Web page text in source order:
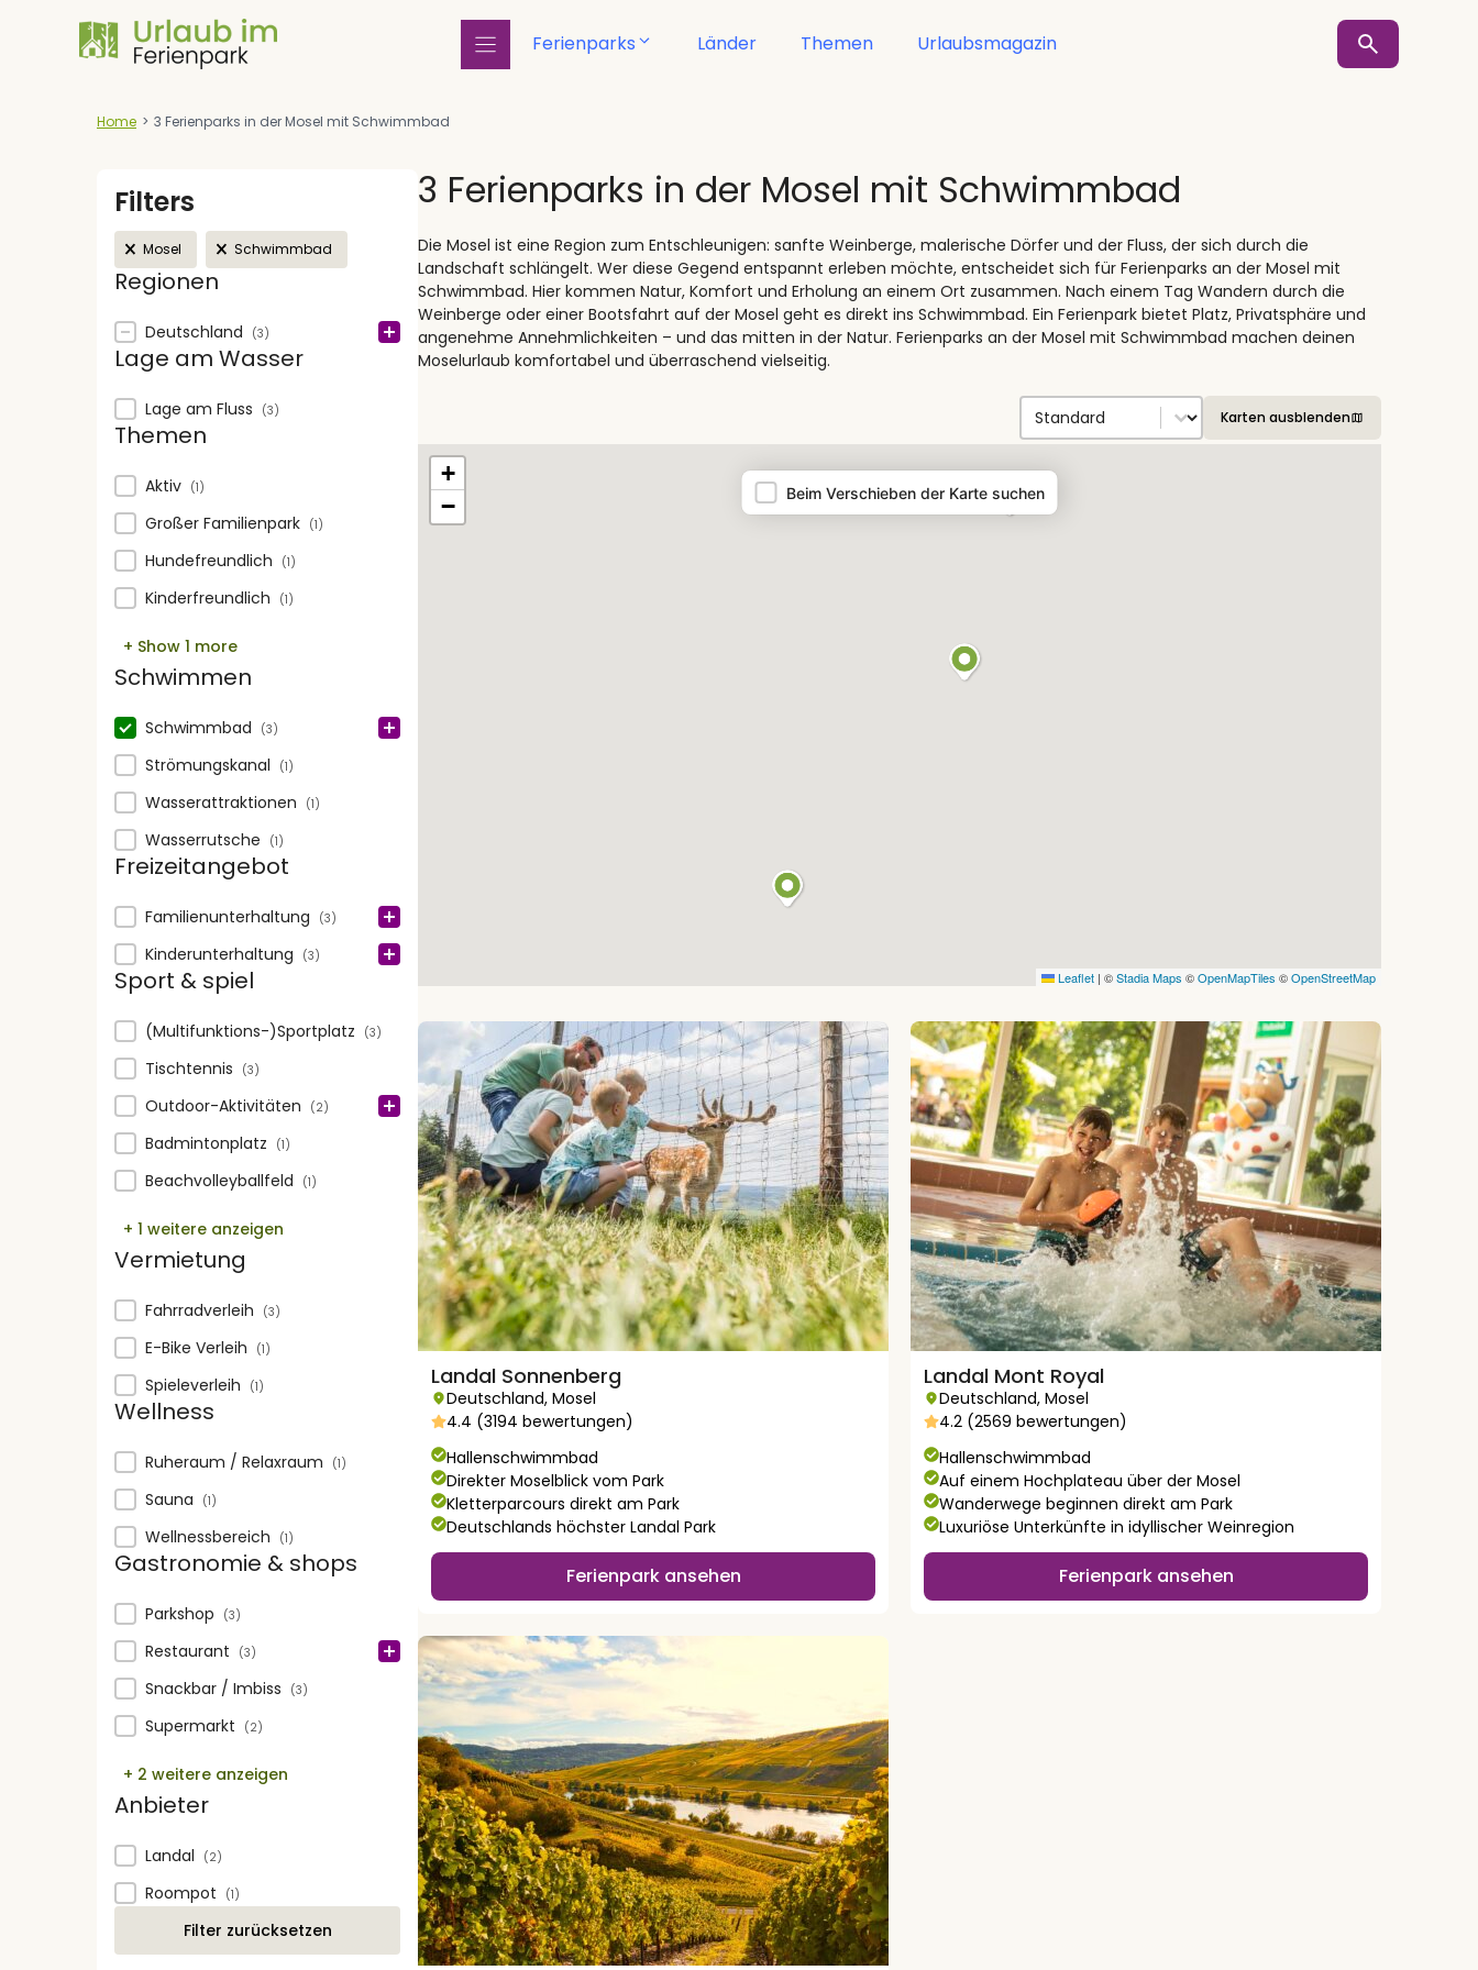
Ferienparks Länder Themen Urlaubsmagazin
Home > 3 Ferienparks in der Mosel mit Schwimmbad
Filters
Active filters
Mosel Schwimmbad
Regionen
Regionen
Deutschland (3)
Lage am Wasser
Lage am Wasser
Lage am Fluss (3)
Themen
Themen
Aktiv (1)
Großer Familienpark (1)
Hundefreundlich (1)
Kinderfreundlich (1)
+ Show 1 more
Schwimmen
Schwimmen
Schwimmbad (3)
Strömungskanal (1)
Wasserattraktionen (1)
Wasserrutsche (1)
Freizeitangebot
Freizeitangebot
Familienunterhaltung (3)
Kinderunterhaltung (3)
Sport & spiel
Sport & spiel
(Multifunktions-)Sportplatz (3)
Tischtennis (3)
Outdoor-Aktivitäten (2)
Badmintonplatz (1)
Beachvolleyballfeld (1)
+ 1 weitere anzeigen
Vermietung
Vermietung
Fahrradverleih (3)
E-Bike Verleih (1)
Spieleverleih (1)
Wellness
Wellness
Ruheraum / Relaxraum (1)
Sauna (1)
Wellnessbereich (1)
Gastronomie & shops
Gastronomie & shops
Parkshop (3)
Restaurant (3)
Snackbar / Imbiss (3)
Supermarkt (2)
+ 2 weitere anzeigen
Anbieter
Anbieter
Landal (2)
Roompot (1)
Filter zurücksetzen
3 Ferienparks in der Mosel mit Schwimmbad
Die Mosel ist eine Region zum Entschleunigen: sanfte Weinberge, malerische Dörfer und der Fluss, der sich durch die
Landschaft schlängelt. Wer diese Gegend entspannt erleben möchte, entscheidet sich für Ferienparks an der Mosel mit
Schwimmbad. Hier kommen Natur, Komfort und Erholung an einem Ort zusammen. Nach einem Tag Wandern durch die
Weinberge oder einer Bootsfahrt auf der Mosel geht es direkt ins Schwimmbad. Ein Ferienpark bietet Platz, Privatsphäre und
angenehme Annehmlichkeiten – und das mitten in der Natur. Ferienparks an der Mosel mit Schwimmbad machen deinen
Moselurlaub komfortabel und überraschend vielseitig.
Sort by
Sort content Karten ausblenden
Map
+
−
Leaflet | ©Stadia Maps ©OpenMapTiles ©OpenStreetMap
Beim Verschieben der Karte suchen
Landal Sonnenberg
Deutschland, Mosel
4.4 (3194 bewertungen)
Hallenschwimmbad
Direkter Moselblick vom Park
Kletterparcours direkt am Park
Deutschlands höchster Landal Park
Ferienpark ansehen
Landal Mont Royal
Deutschland, Mosel
4.2 (2569 bewertungen)
Hallenschwimmbad
Auf einem Hochplateau über der Mosel
Wanderwege beginnen direkt am Park
Luxuriöse Unterkünfte in idyllischer Weinregion
Ferienpark ansehen